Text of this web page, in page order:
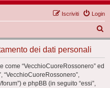
Login
Iscriviti
e
dei dati personali
“VecchioCuoreRossonero” ed
“VecchioCuoreRossonero”,
e phpBB (in seguito “essi”,